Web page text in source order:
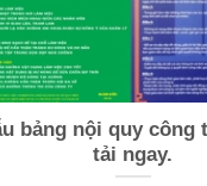
bảng nội quy công
tải ngay.